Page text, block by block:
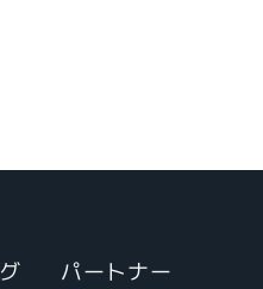
パートナー